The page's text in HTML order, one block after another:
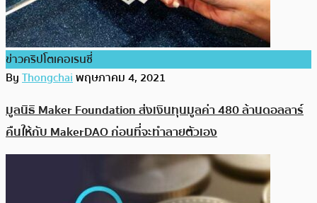
ข่าวคริปโตเคอเรนซี่
ByThongchaiพฤษภาคม 4, 2021
มูลนิธิ Maker Foundation ส่งเงินทุนมูลค่า 480 ล้านดอลลาร์
คืนให้กับ MakerDAO ก่อนที่จะทำลายตัวเอง